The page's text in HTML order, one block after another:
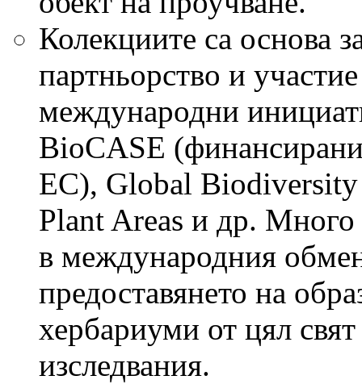
Колекциите са основа
партньорство и
международни
BioCASE
ЕС), Global
Plant Areas и др. Много
в международния
предоставянето на
хербариуми от цял
изследвания.